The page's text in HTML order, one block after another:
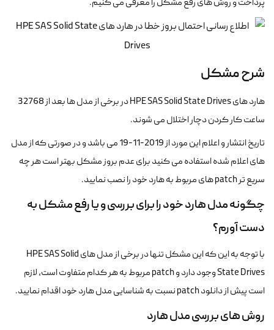
پرداخت و روش های رفع مشکل را معرفی می کنیم.
شرح مشکل
هارد های HPE SAS Solid State Drives در برخی از مدل ها بعد از 32768
ساعت کار کردن دچار اختلال می شوند.
تاریخ انتشار و اعلام این مورد از 2019-11-19 می باشد و در صورتی که از مدل
های اعلام شده استفاده می کنید برای عدم بروز مشکل بهتر است هر چه
سریع تر patch های مربوط به هارد خود را نصب نمایید.
چگونه مدل هارد خود را برای بررسی و یا رفع مشکل به
دست آورم؟
با توجه به این که این مشکل تنها در برخی از مدل های HPE SAS Solid
State Drives وجود دارد و patch مربوط به هر کدام متفاوت است، لازم
است پیش از دانلود patch نسبت به شناسایی مدل هارد خود اقدام نمایید.
روش های بررسی مدل هارد